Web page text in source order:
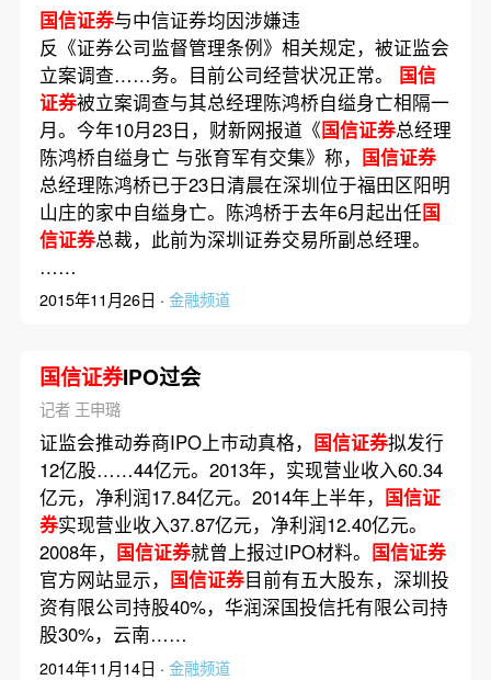
国信证券与中信证券均因涉嫌违
反《证券公司监督管理条例》相关规定，被证监会
立案调查……务。目前公司经营状况正常。 国信
证券被立案调查与其总经理陈鸿桥自缢身亡相隔一
月。今年10月23日，财新网报道《国信证券总经理
陈鸿桥自缢身亡 与张育军有交集》称， 国信证券
总经理陈鸿桥已于23日清晨在深圳位于福田区阳明
山庄的家中自缢身亡。陈鸿桥于去年6月起出任国
信证券总裁，此前为深圳证券交易所副总经理。
……
2015年11月26日 · 金融频道
国信证券IPO过会
记者 王申璐
证监会推动券商IPO上市动真格， 国信证券拟发行
12亿股……44亿元。2013年，实现营业收入60.34
亿元，净利润17.84亿元。2014年上半年， 国信证
券实现营业收入37.87亿元，净利润12.40亿元。
2008年， 国信证券就曾上报过IPO材料。 国信证券
官方网站显示， 国信证券目前有五大股东，深圳投
资有限公司持股40%，华润深国投信托有限公司持
股30%，云南……
2014年11月14日 · 金融频道